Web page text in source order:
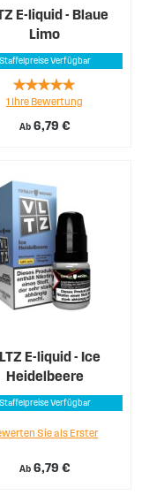
E-liquid - Blaue
Limo
Staffelpreise Verfügbar
Ab 6,79 €
Rating:
100%
1 Ihre Bewertung
E-liquid - Ice
Heidelbeere
Staffelpreise Verfügbar
Ab 6,79 €
Sie als Erster